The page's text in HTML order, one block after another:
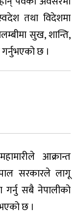
तथा विदेशमा
सुख, शान्ति,
छ ।
आक्रान्त
सरकारले लागू
गर्नु सबै नेपालीको
छ ।